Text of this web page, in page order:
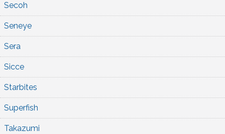
Secoh
Seneye
Sera
Sicce
Starbites
Superfish
Takazumi